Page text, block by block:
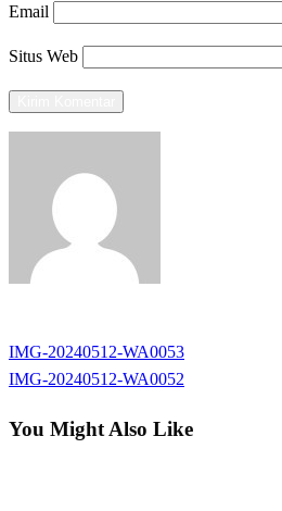
Email
Situs Web
Navigasi
Previous
Post
IMG-20240512-WA0053
Next
IMG-20240512-WA0052
You Might Also Like